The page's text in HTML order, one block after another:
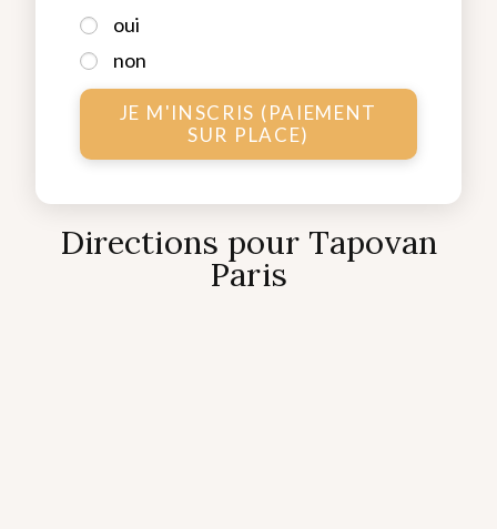
oui
non
JE M'INSCRIS (PAIEMENT
SUR PLACE)
Directions pour Tapovan
Paris